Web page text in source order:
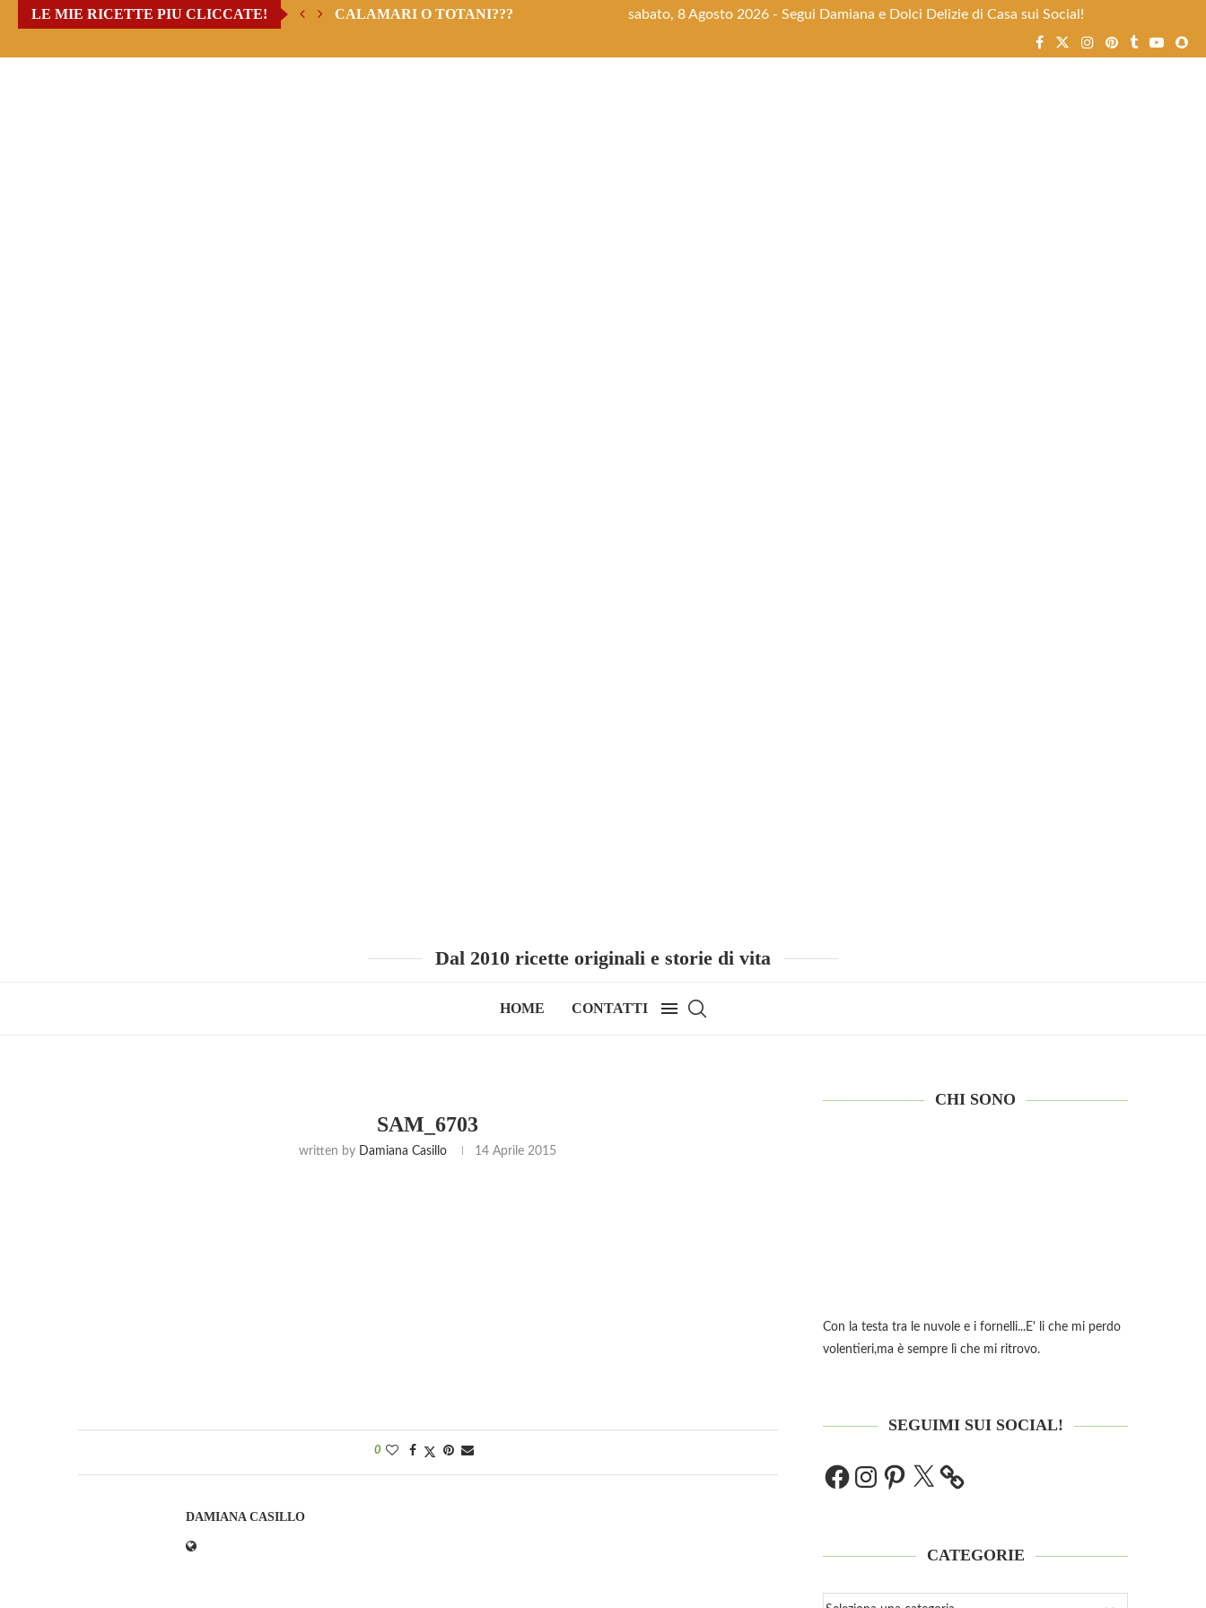
LE MIE RICETTE PIU CLICCATE! CALAMARI O TOTANI??? sabato, 8 Agosto 2026 - Segui Damiana e Dolci Delizie di Casa sui Social!
Dal 2010 ricette originali e storie di vita
HOME CONTATTI
SAM_6703
written by Damiana Casillo 14 Aprile 2015
0
DAMIANA CASILLO
CHI SONO
Con la testa tra le nuvole e i fornelli...E' li che mi perdo
volentieri,ma è sempre lì che mi ritrovo.
SEGUIMI SUI SOCIAL!
CATEGORIE